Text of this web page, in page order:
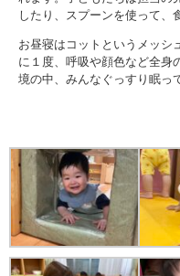
したり、スプーンを使って、
お昼寝はコットというメッシ
に１度、呼吸や顔色など全身
境の中、みんなぐっすり眠っ